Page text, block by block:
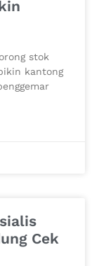
stok
kantong
Cek